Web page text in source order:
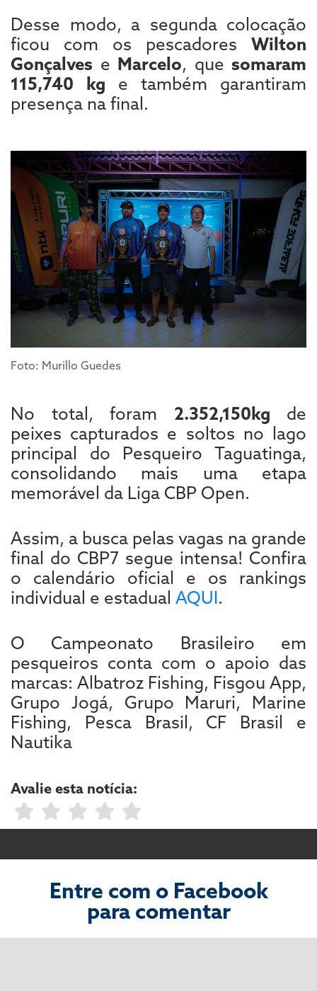
Desse modo, a segunda colocação
ficou com os pescadores Wilton
Gonçalves e Marcelo, que somaram
115,740 kg e também garantiram
presença na final.
Foto: Murillo Guedes
No total, foram 2.352,150kg de
peixes capturados e soltos no lago
principal do Pesqueiro Taguatinga,
consolidando mais uma etapa
memorável da Liga CBP Open.
Assim, a busca pelas vagas na grande
final do CBP7 segue intensa! Confira
o calendário oficial e os rankings
individual e estadual AQUI.
O Campeonato Brasileiro em
pesqueiros conta com o apoio das
marcas: Albatroz Fishing, Fisgou App,
Grupo Jogá, Grupo Maruri, Marine
Fishing, Pesca Brasil, CF Brasil e
Nautika
Avalie esta notícia:
Entre com o Facebook
para comentar